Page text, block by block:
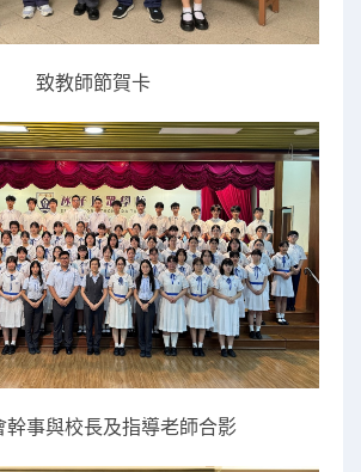
致教師節賀卡
幹事與校長及指導老師合影